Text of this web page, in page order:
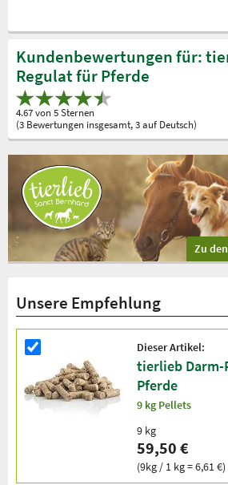
Kundenbewertungen für:
Regulat für Pferde
4.67 von 5 Sternen
(3 Bewertungen insgesamt, 3 auf Deutsch)
Zu
Unsere Empfehlung
Dieser Artikel:
tierlieb Darm-
Pferde
9 kg Pellets
9 kg
59,50 €
(9kg / 1 kg = 6,61 €)